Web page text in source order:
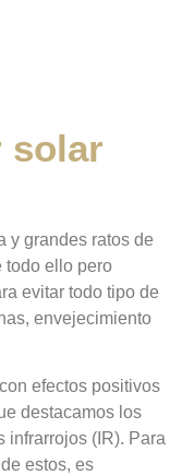
solar
y grandes ratos de
todo ello pero
evitar todo tipo de
envejecimiento
efectos positivos
destacamos los
infrarrojos (IR). Para
estos, es